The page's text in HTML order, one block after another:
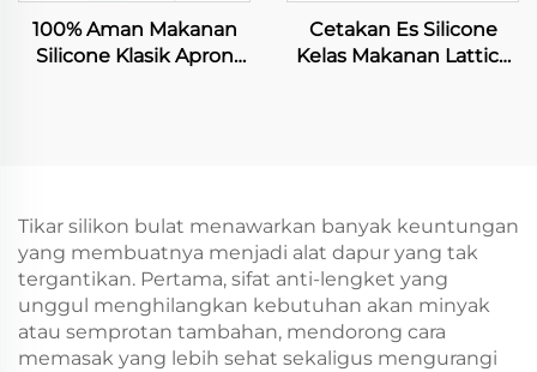
100% Aman Makanan
Silicone Klasik Apron
Cetakan Es Silicone
Kelas Makanan Lattice
Hiasan
Tikar silikon bulat menawarkan banyak keuntungan
yang membuatnya menjadi alat dapur yang tak
tergantikan. Pertama, sifat anti-lengket yang
unggul menghilangkan kebutuhan akan minyak
atau semprotan tambahan, mendorong cara
memasak yang lebih sehat sekaligus mengurangi